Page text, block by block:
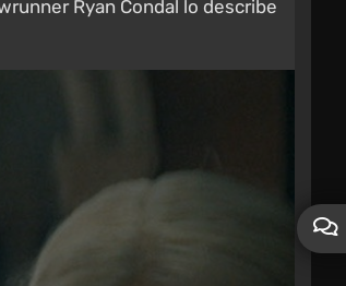
Ryan Condal lo describe